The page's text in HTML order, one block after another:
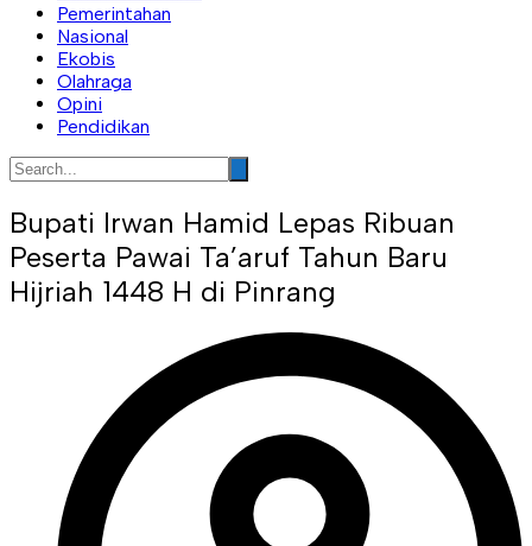
Pemerintahan
Nasional
Ekobis
Olahraga
Opini
Pendidikan
Bupati Irwan Hamid Lepas Ribuan
Peserta Pawai Ta’aruf Tahun Baru
Hijriah 1448 H di Pinrang